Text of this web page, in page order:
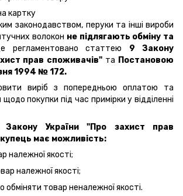
картку
законодавством, перуки та інші вироби
волокон не підлягають обміну та
регламентовано статтею 9 Закону
прав споживачів" та Постановою
1994 № 172.
виріб з попередньою оплатою та
покупки під час примірки у відділенні
Закону України "Про захист прав
має можливість:
належної якості;
належної якості;
обміняти товар неналежної якості.